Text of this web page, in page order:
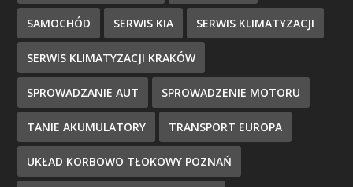
SAMOCHÓD SERWIS KIA SERWIS KLIMATYZACJI
SERWIS KLIMATYZACJI KRAKÓW
SPROWADZANIE AUT SPROWADZENIE MOTORU
TANIE AKUMULATORY TRANSPORT EUROPA
UKŁAD KORBOWO TŁOKOWY POZNAŃ